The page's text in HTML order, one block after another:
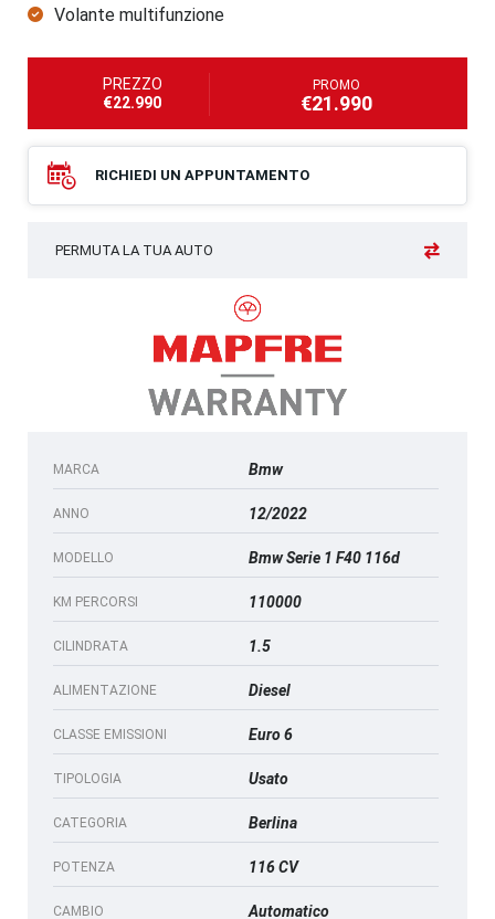
Volante multifunzione
PREZZO
€22.990
PROMO
€21.990
RICHIEDI UN APPUNTAMENTO
PERMUTA LA TUA AUTO
MARCA Bmw
ANNO 12/2022
MODELLO Bmw Serie 1 F40 116d
KM PERCORSI 110000
CILINDRATA 1.5
ALIMENTAZIONE Diesel
CLASSE EMISSIONI Euro 6
TIPOLOGIA Usato
CATEGORIA Berlina
POTENZA 116 CV
CAMBIO Automatico